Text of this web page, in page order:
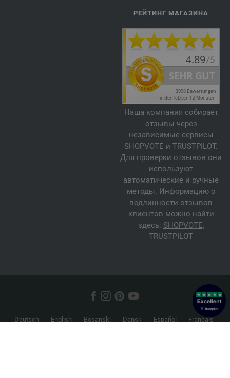
РЕЙТИНГ МАГАЗИНА
Наша компания собирает
отзывы через
независимые сервисы
SHOPVOTE и TRUSTPILOT.
Для проверки отзывов они
используют
автоматические и ручные
методы. Информацию о
подлинности отзывов
клиентов можно найти
здесь: SHOPVOTE,
TRUSTPILOT
Deutsch English Bosanski Dansk Español
Français